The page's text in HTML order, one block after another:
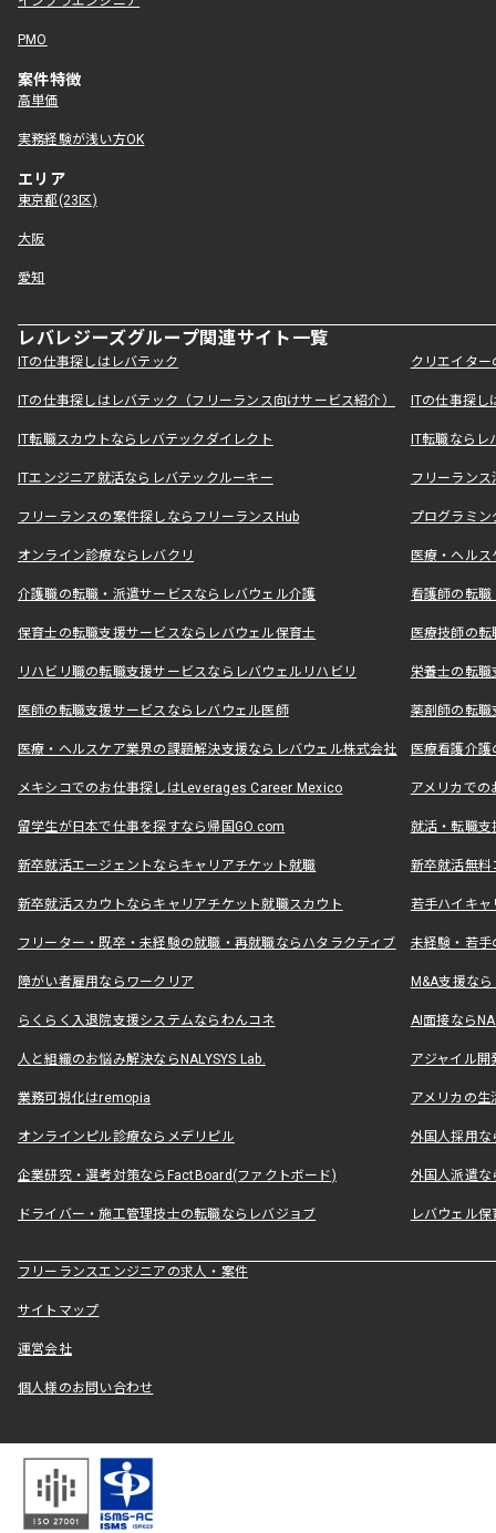
PMO
案件特徴
高単価
実務経験が浅い方OK
エリア
東京都(23区)
大阪
愛知
レバレジーズグループ関連サイト一覧
ITの仕事探しはレバテック クリエイタ
ITの仕事探しはレバテック（フリーランス向けサービス紹介） ITの仕事探
IT転職スカウトならレバテックダイレクト IT転職なら
ITエンジニア就活ならレバテックルーキー フリーラン
フリーランスの案件探しならフリーランスHub プログラミ
オンライン診療ならレバクリ 医療・ヘル
介護職の転職・派遣サービスならレバウェル介護 看護師の転
保育士の転職支援サービスならレバウェル保育士 医療技師の
リハビリ職の転職支援サービスならレバウェルリハビリ 栄養士の転
医師の転職支援サービスならレバウェル医師 薬剤師の転
医療・ヘルスケア業界の課題解決支援ならレバウェル株式会社 医療看護介
メキシコでのお仕事探しはLeverages Career Mexico アメリカで
留学生が日本で仕事を探すなら帰国GO.com 就活・転職
新卒就活エージェントならキャリアチケット就職 新卒就活無料
新卒就活スカウトならキャリアチケット就職スカウト 若手ハイキ
フリーター・既卒・未経験の就職・再就職ならハタラクティブ 未経験・若手
障がい者雇用ならワークリア M&A支援な
らくらく入退院支援システムならわんコネ AI面接なら
人と組織のお悩み解決ならNALYSYS Lab. アジャイル
業務可視化はremopia アメリカの
オンラインピル診療ならメデリピル 外国人採用
企業研究・選考対策ならFactBoard(ファクトボード) 外国人派遣な
ドライバー・施工管理技士の転職ならレバジョブ レバウェル
フリーランスエンジニアの求人・案件
サイトマップ
運営会社
個人様のお問い合わせ